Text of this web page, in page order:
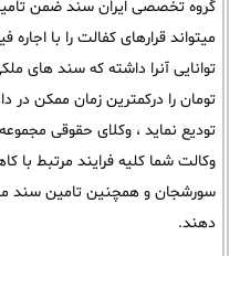
گروه تخصصی ایران سند ضمن
میتواند قرارهای کفالت را با
تومان را درکمترین زمان ممکن در
تودیع نماید ، وکلای حقوقی
وکالت شما کلیه فرایند مرتبط با
سورشجان و همچنین تامین سند
دهند.